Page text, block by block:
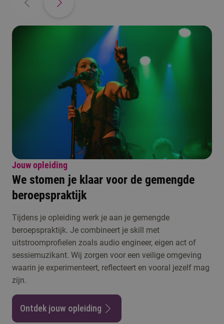
Jouw opleiding
We stomen je klaar voor de gemengde
beroepspraktijk
Tijdens je opleiding werk je aan je gemengde
beroepspraktijk. Je combineert je skill met
uitstroomprofielen zoals audio engineer, eigen act of
sessiemuzikant. Wij zorgen voor een veilige omgeving
waarin je experimenteert, reflecteert en vooral jezelf mag
zijn.
Ontdek jouw opleiding